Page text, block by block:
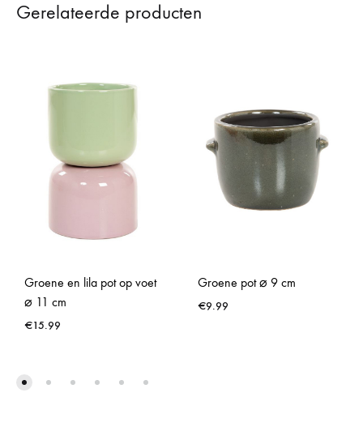
Gerelateerde producten
Groene en lila pot op voet
⌀ 11 cm
€15.99
Groene pot ⌀ 9 cm
€9.99